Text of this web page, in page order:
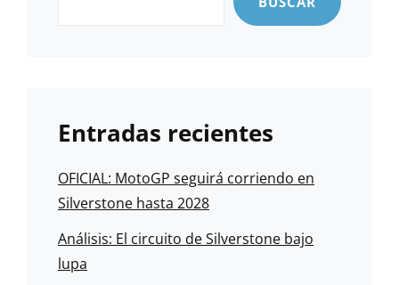
Entradas recientes
OFICIAL: MotoGP seguirá corriendo en
Silverstone hasta 2028
Análisis: El circuito de Silverstone bajo
lupa